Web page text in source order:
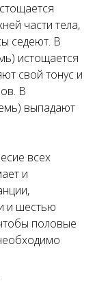
части тела,
седеют. В
истощается
свой тонус и
В
выпадают
всех
и
и шестью
половые